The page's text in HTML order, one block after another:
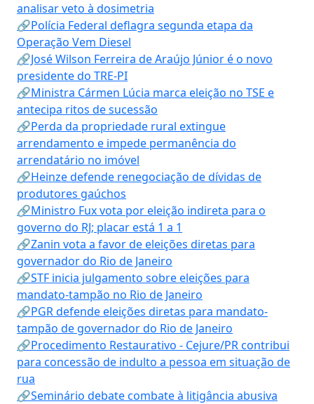
analisar veto à dosimetria
🔗Polícia Federal deflagra segunda etapa da
Operação Vem Diesel
🔗José Wilson Ferreira de Araújo Júnior é o novo
presidente do TRE-PI
🔗Ministra Cármen Lúcia marca eleição no TSE e
antecipa ritos de sucessão
🔗Perda da propriedade rural extingue
arrendamento e impede permanência do
arrendatário no imóvel
🔗Heinze defende renegociação de dívidas de
produtores gaúchos
🔗Ministro Fux vota por eleição indireta para o
governo do RJ; placar está 1 a 1
🔗Zanin vota a favor de eleições diretas para
governador do Rio de Janeiro
🔗STF inicia julgamento sobre eleições para
mandato-tampão no Rio de Janeiro
🔗PGR defende eleições diretas para mandato-
tampão de governador do Rio de Janeiro
🔗Procedimento Restaurativo - Cejure/PR contribui
para concessão de indulto a pessoa em situação de
rua
🔗Seminário debate combate à litigância abusiva